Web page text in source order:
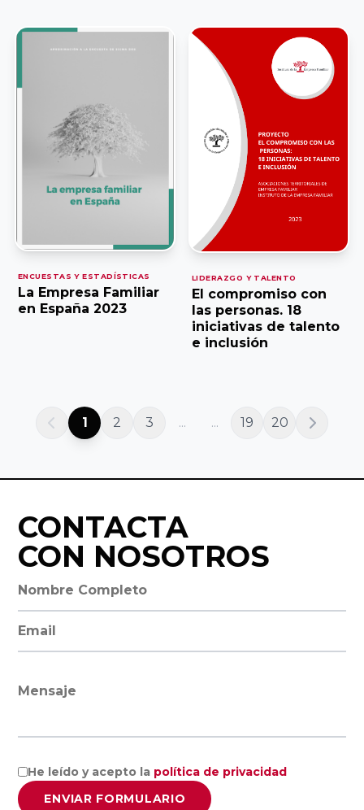
Balears
Facultad de
Economía y
Empresa,
Universidad de
Salamanca
Universidad
Europea
Miguel de
Cervantes
Facultad de
Empresariales
Empresas,
Santiago de
Compostela
ENCUESTAS Y ESTADÍSTICAS
La Empresa Familiar
en España 2023
LIDERAZGO Y TALENTO
El compromiso con
las personas. 18
iniciativas de talento
e inclusión
1 2 3 ... ... 19 20
CONTACTA
CON NOSOTROS
Nombre completo
Dirección de email
Mensaje
He leído y acepto la política de privacidad
ENVIAR FORMULARIO